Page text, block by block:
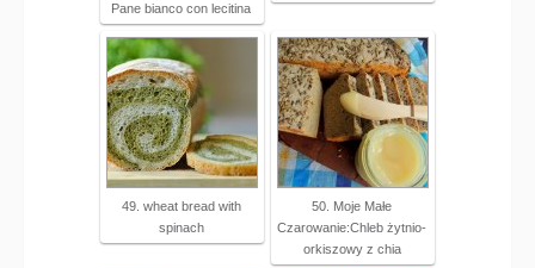
Pane bianco con lecitina
49. wheat bread with
spinach
50. Moje Małe
Czarowanie:Chleb żytnio-
orkiszowy z chia